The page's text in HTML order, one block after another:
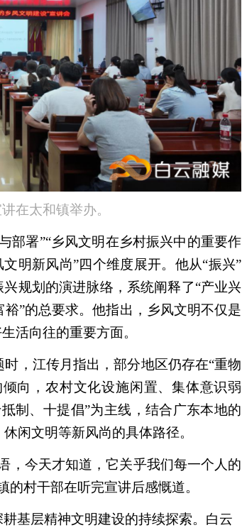
在太和镇举办。
部署”“乡风文明在乡村振兴中的重要作
明新风尚”四个维度展开。他从“振兴”
规划的演进脉络，系统阐释了“产业兴
”的总要求。他指出，乡风文明不仅是
活向往的重要方面。
，江传月指出，部分地区仍存在“重物
向，农村文化设施闲置、集体意识弱
制、十提倡”为主线，结合广东本地的
闲文明等新风尚的具体路径。
，今天才知道，它关乎我们每一个人的
村干部在听完宣讲后感慨道。
基层精神文明建设的持续探索。白云